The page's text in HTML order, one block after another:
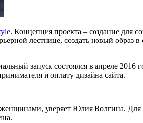
. Концепция проекта – создание для
лестнице, создать новый образ
запуск состоялся в апреле
и оплату дизайна сайта.
уверяет Юлия Волгина.